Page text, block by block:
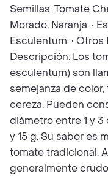
Semillas: Tomate
Morado, Naranja. •
Esculentum. • Otros
Descripción: Los
esculentum) son
semejanza de
cereza. Pueden
diámetro entre 1 y
y 15 g. Su sabor es
tomate tradicional.
generalmente